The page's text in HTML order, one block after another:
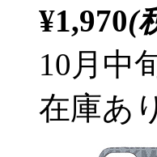
¥1,970(
10月中
在庫あり